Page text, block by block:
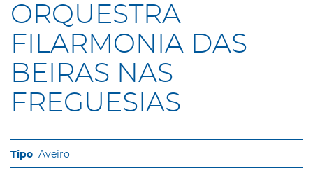
ORQUESTRA
FILARMONIA DAS
BEIRAS NAS
FREGUESIAS
Aveiro